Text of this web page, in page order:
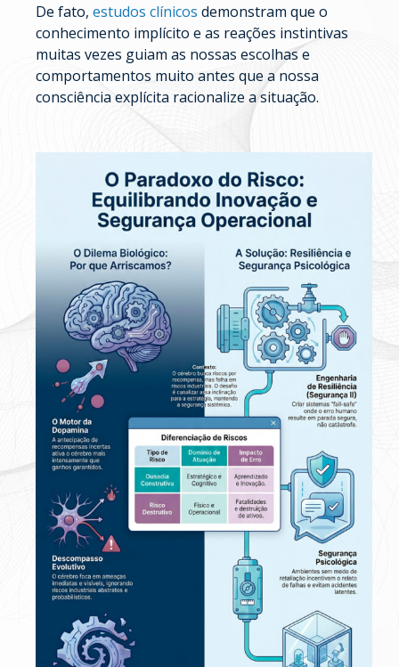
De fato, estudos clínicos demonstram que o
conhecimento implícito e as reações instintivas
muitas vezes guiam as nossas escolhas e
comportamentos muito antes que a nossa
consciência explícita racionalize a situação.